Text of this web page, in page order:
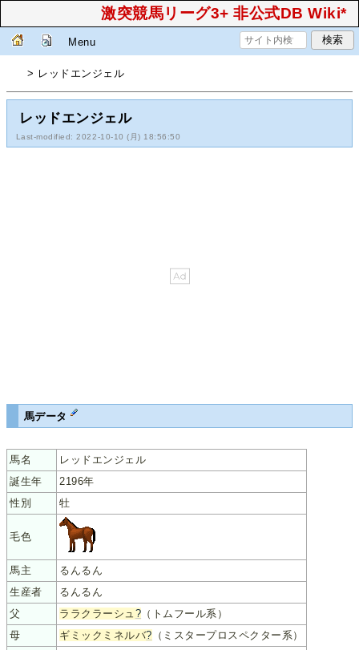
激突競馬リーグ3+ 非公式DB Wiki*
Menu
> レッドエンジェル
レッドエンジェル
Last-modified: 2022-10-10 (月) 18:56:50
馬データ
馬名
レッドエンジェル
誕生年
2196年
性別
牡
毛色
馬主
るんるん
生産者
るんるん
父
ララクラーシュ ? （トムフール系）
母
ギミックミネルバ? （ミスタープロスペクター系）